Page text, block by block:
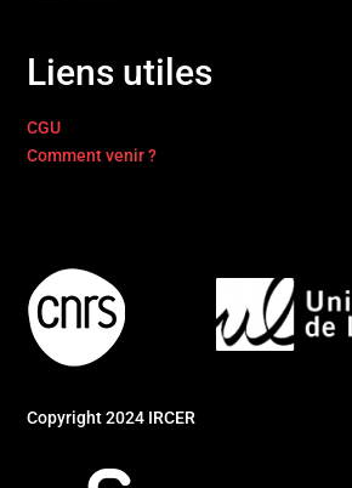
Liens utiles
CGU
Comment venir ?
Copyright 2024 IRCER